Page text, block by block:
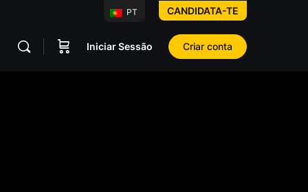
PT CANDIDATA-TE
Iniciar Sessão Criar conta